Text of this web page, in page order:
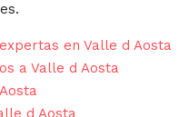
en Valle d Aosta
a Valle d Aosta
d Aosta